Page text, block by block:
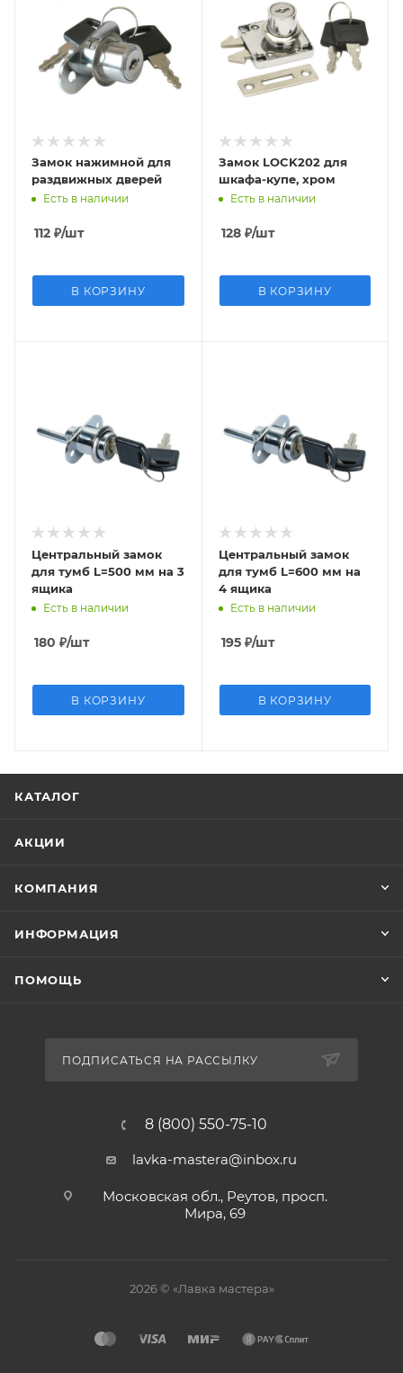
Замок нажимной для
раздвижных дверей
Есть в наличии
112 ₽/шт
В КОРЗИНУ
Замок LOCK202 для
шкафа-купе, хром
Есть в наличии
128₽/шт
В КОРЗИНУ
Центральный замок
для тумб L=500 мм на 3
ящика
Есть в наличии
180 ₽/шт
В КОРЗИНУ
Центральный замок
для тумб L=600 мм на
4 ящика
Есть в наличии
195₽/шт
В КОРЗИНУ
КАТАЛОГ
АКЦИИ
КОМПАНИЯ
ИНФОРМАЦИЯ
ПОМОЩЬ
ПОДПИСАТЬСЯ НА РАССЫЛКУ
8 (800) 550-75-10
lavka-mastera@inbox.ru
Московская обл., Реутов, просп.
Мира, 69
2026 © «Лавка мастера»